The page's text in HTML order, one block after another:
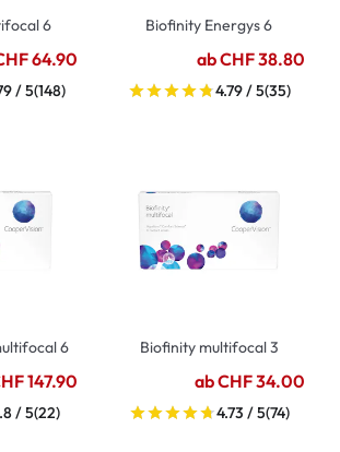
6
64.90
/ 5(148)
Biofinity Energys 6
ab CHF 38.80
4.79 / 5(35)
6
147.90
/ 5(22)
Biofinity multifocal 3
ab CHF 34.00
4.73 / 5(74)